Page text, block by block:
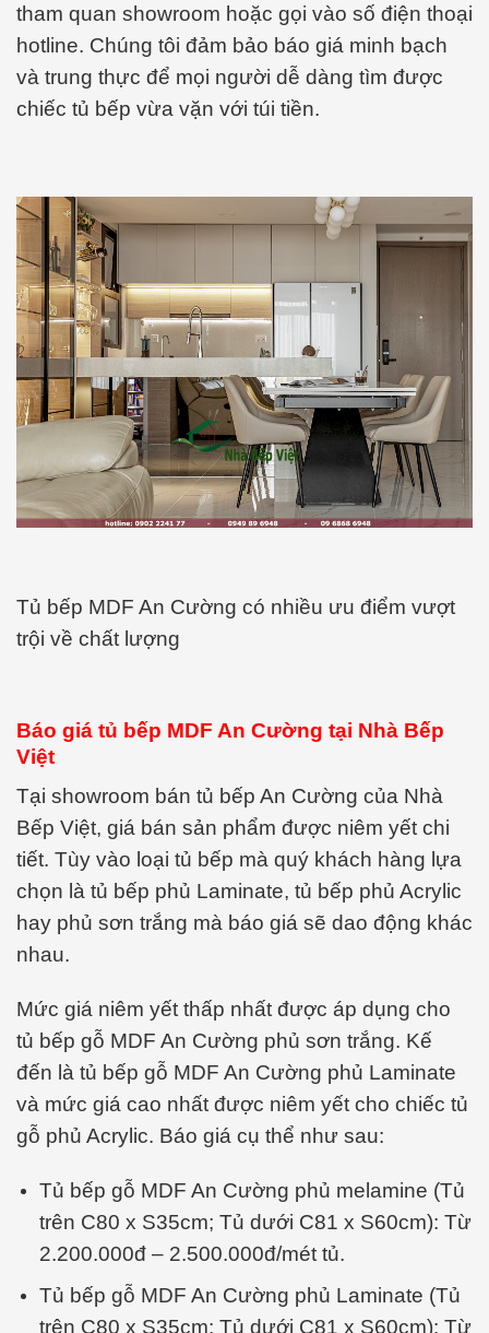
tham quan showroom hoặc gọi vào số điện thoại
hotline. Chúng tôi đảm bảo báo giá minh bạch
và trung thực để mọi người dễ dàng tìm được
chiếc tủ bếp vừa vặn với túi tiền.
Tủ bếp MDF An Cường có nhiều ưu điểm vượt
trội về chất lượng
Báo giá tủ bếp MDF An Cường tại Nhà Bếp
Việt
Tại showroom bán tủ bếp An Cường của Nhà
Bếp Việt, giá bán sản phẩm được niêm yết chi
tiết. Tùy vào loại tủ bếp mà quý khách hàng lựa
chọn là tủ bếp phủ Laminate, tủ bếp phủ Acrylic
hay phủ sơn trắng mà báo giá sẽ dao động khác
nhau.
Mức giá niêm yết thấp nhất được áp dụng cho
tủ bếp gỗ MDF An Cường phủ sơn trắng. Kế
đến là tủ bếp gỗ MDF An Cường phủ Laminate
và mức giá cao nhất được niêm yết cho chiếc tủ
gỗ phủ Acrylic. Báo giá cụ thể như sau:
Tủ bếp gỗ MDF An Cường phủ melamine (Tủ
trên C80 x S35cm; Tủ dưới C81 x S60cm): Từ
2.200.000đ – 2.500.000đ/mét tủ.
Tủ bếp gỗ MDF An Cường phủ Laminate (Tủ
trên C80 x S35cm; Tủ dưới C81 x S60cm): Từ